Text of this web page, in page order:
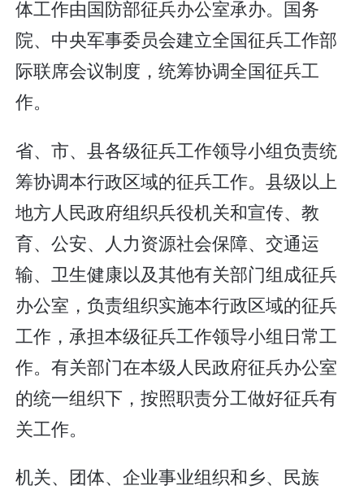
体工作由国防部征兵办公室承办。国务
院、中央军事委员会建立全国征兵工作部
际联席会议制度，统筹协调全国征兵工
作。
省、市、县各级征兵工作领导小组负责统
筹协调本行政区域的征兵工作。县级以上
地方人民政府组织兵役机关和宣传、教
育、公安、人力资源社会保障、交通运
输、卫生健康以及其他有关部门组成征兵
办公室，负责组织实施本行政区域的征兵
工作，承担本级征兵工作领导小组日常工
作。有关部门在本级人民政府征兵办公室
的统一组织下，按照职责分工做好征兵有
关工作。
机关、团体、企业事业组织和乡、民族